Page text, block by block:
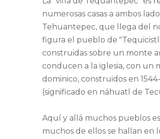
numerosas casas a ambos
Tehuantepec, que llega del
figura el pueblo de
construidas sobre un monte
conducen a la iglesia, con un
dominico, construidos en
(significado en náhuatl de
Aquí y allá muchos pueblos
muchos de ellos se hallan en